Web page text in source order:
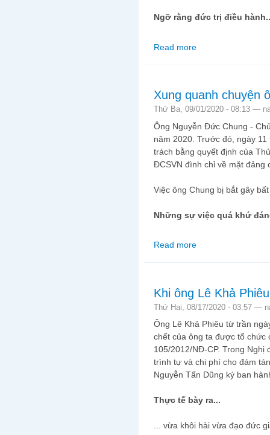
Ngỡ rằng đức trị điều
Read more
Xung quanh chuyện
Thứ Ba, 09/01/2020 - 08:13 —
Ông Nguyễn Đức Chung -
năm 2020. Trước đó, ngày
trách bằng quyết định của
ĐCSVN đình chỉ về mặt đảng
Việc ông Chung bị bắt gây
Những sự việc quá khứ
Read more
Khi ông Lê Khả
Thứ Hai, 08/17/2020 - 03:57 —
Ông Lê Khả Phiêu từ trần
chết của ông ta được tổ chức
105/2012/NĐ-CP. Trong
trình tự và chi phí cho đám
Nguyễn Tấn Dũng ký ban
Thực tế bày ra...
... vừa khôi hài vừa đạo đức